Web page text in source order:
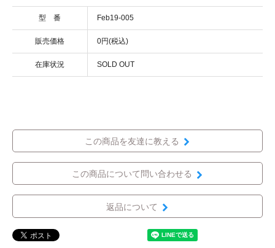
型 番 Feb19-005
販売価格 0円(税込)
在庫状況 SOLD OUT
この商品を友達に教える
この商品について問い合わせる
返品について